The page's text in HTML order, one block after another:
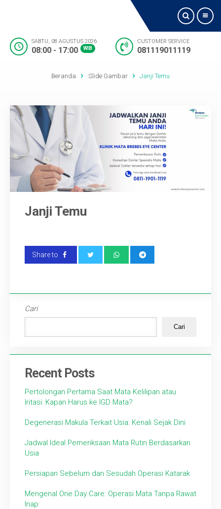
Jadwal Dokter
Visi dan Misi
Layanan
Fasilitas
Lokasi Kami
Karir
SABTU, 08 AGUSTUS 2026
08:00 - 17:00 WIB
CUSTOMER SERVICE
081119011119
Beranda Slide Gambar Janji Temu
Janji Temu
Share to
Cari
Cari
Recent Posts
Pertolongan Pertama Saat Mata Kelilipan atau
Iritasi: Kapan Harus ke IGD Mata?
Degenerasi Makula Terkait Usia: Kenali Sejak Dini
Jadwal Ideal Pemeriksaan Mata Rutin Berdasarkan
Usia
Persiapan Sebelum dan Sesudah Operasi Katarak
Mengenal One Day Care: Operasi Mata Tanpa Rawat
Inap